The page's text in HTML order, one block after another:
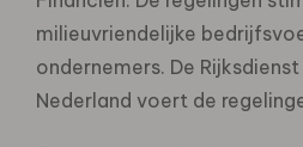
milieuvriendelijke
ondernemers. De
Nederland voert de